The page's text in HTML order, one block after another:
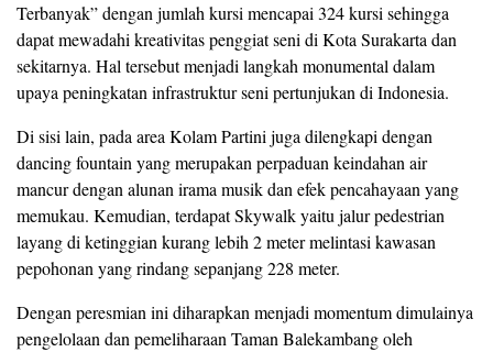
Terbanyak” dengan jumlah kursi mencapai 324 kursi sehingga
dapat mewadahi kreativitas penggiat seni di Kota Surakarta dan
sekitarnya. Hal tersebut menjadi langkah monumental dalam
upaya peningkatan infrastruktur seni pertunjukan di Indonesia.
Di sisi lain, pada area Kolam Partini juga dilengkapi dengan
dancing fountain yang merupakan perpaduan keindahan air
mancur dengan alunan irama musik dan efek pencahayaan yang
memukau. Kemudian, terdapat Skywalk yaitu jalur pedestrian
layang di ketinggian kurang lebih 2 meter melintasi kawasan
pepohonan yang rindang sepanjang 228 meter.
Dengan peresmian ini diharapkan menjadi momentum dimulainya
pengelolaan dan pemeliharaan Taman Balekambang oleh